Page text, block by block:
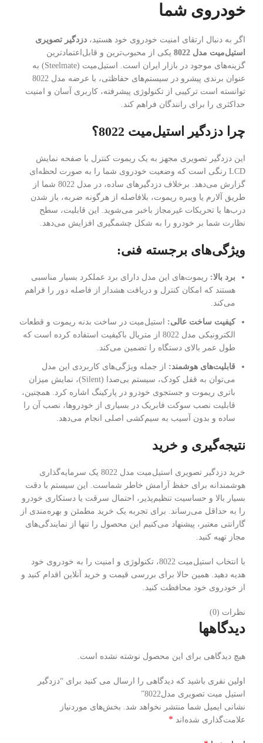
خودروی شما
اگر به دنبال ارتقای امنیت خودروی خود هستید، دزدگیر تصویری
استیل‌میت مدل 8022
یکی از محبوب‌ترین و قابل‌اعتمادترین
گزینه‌های موجود در بازار ایران است. استیل‌میت (Steelmate) به
عنوان برندی پیشرو در سیستم‌های حفاظتی، با عرضه مدل 8022
توانسته است ترکیبی از تکنولوژی پیشرفته، کاربری آسان و امنیت
حداکثری را برای رانندگان فراهم کند.
چرا دزدگیر استیل‌میت 8022؟
این دزدگیر تصویری مجهز به یک ریموت کنترل با صفحه نمایش
LCD رنگی است که وضعیت خودروی شما را به صورت لحظه‌ای
گزارش می‌دهد. برخلاف دزدگیرهای ساده، در مدل 8022 شما از
طریق آلارم یا ویبره ریموت، بلافاصله از هرگونه ضربه، باز شدن
درب‌ها یا تحریکات غیرمجاز باخبر می‌شوید. این قابلیت، سطح
نظارت شما بر خودرو را به شکل چشمگیری افزایش می‌دهد.
ویژگی‌های برجسته فنی:
برد بالا: ریموت‌های این مدل دارای برد عملکرد بسیار مناسبی
هستند که امکان کنترل و دریافت هشدار از فاصله دور را فراهم
می‌کند.
کیفیت ساخت عالی: استیل‌میت در ساخت بدنه ریموت و قطعات
الکترونیکی مدل 8022 از متریال باکیفیت استفاده کرده است که
طول عمر بالای دستگاه را تضمین می‌کند.
قابلیت‌های هوشمند: از جمله ویژگی‌های کاربردی این مدل
می‌توان به قفل کودک، سیستم بی‌صدا (Silent)، نمایش میزان
باتری ریموت و جستجوی خودرو در پارکینگ اشاره کرد. همچنین،
قابلیت نصب سوکت فابریک در بسیاری از خودروها، نصب آن را
ساده و بدون آسیب به سیم‌کشی اصلی انجام می‌دهد.
نتیجه‌گیری و خرید
خرید دزدگیر تصویری استیل‌میت مدل 8022 یک سرمایه‌گذاری
هوشمندانه برای حفظ آرامش خاطر شماست. این سیستم با دقت
بسیار بالا و حساسیت تنظیم‌پذیر، احتمال سرقت یا دستکاری خودرو
را به حداقل می‌رساند. برای تجربه یک خرید مطمئن و بهره‌مندی از
گارانتی معتبر، پیشنهاد می‌کنیم این محصول را تنها از نمایندگی‌های
مجاز تهیه کنید.
با انتخاب استیل‌میت 8022، تکنولوژی و امنیت را به خودروی خود
هدیه دهید. همین حالا برای بررسی قیمت و خرید آنلاین اقدام کنید و
از خودروی خود محافظت کنید.
نظرات (0)
دیدگاهها
هیچ دیدگاهی برای این محصول نوشته نشده است.
اولین نفری باشید که دیدگاهی را ارسال می کنید برای “دزدگیر
استیل میت تصویری مدل8022”
نشانی ایمیل شما منتشر نخواهد شد.
بخش‌های موردنیاز
علامت‌گذاری شده‌اند *